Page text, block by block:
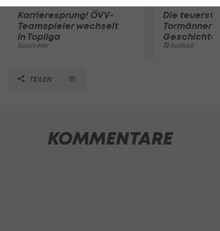
Karrieresprung! ÖVV-
Teamspieler wechselt
in Topliga
Sport-Mix
Die
Tormänner
Geschichte
Fußball
TEILEN
KOMMENTARE